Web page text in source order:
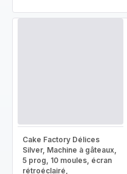
Cake Factory Délices
Silver, Machine à gâteaux,
5 prog, 10 moules, écran
rétroéclairé,